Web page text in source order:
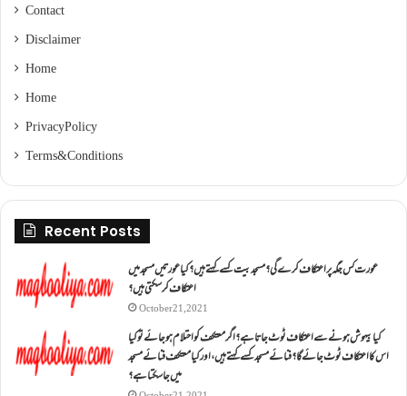
Contact
Disclaimer
Home
Home
Privacy Policy
Terms & Conditions
Recent Posts
عورت کس جگہ پر اعتکاف کرے گی؟مسجد بیت کسے کہتے ہیں؟کیا عورتیں مسجد میں
اعتکاف کر سکتی ہیں؟
October 21, 2021
کیا بیہوش ہونے سے اعتکاف ٹوٹ جاتا ہے؟ اگر معتکف کو احتلام ہو جائے تو کیا
اس کا اعتکاف ٹوٹ جائے گا؟فنائے مسجد کسے کہتے ہیں ، اور کیا معتکف فنائے مسجد
میں جا سکتا ہے؟